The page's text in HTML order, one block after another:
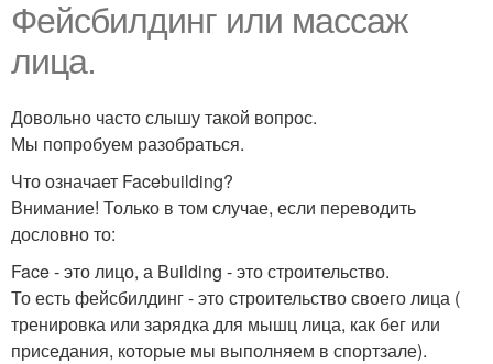
Фейсбилдинг или массаж
лица.
Довольно часто слышу такой вопрос.
Мы попробуем разобраться.
Что означает Facebuilding?
Внимание! Только в том случае, если переводить
дословно то:
Face - это лицо, а Building - это строительство.
То есть фейсбилдинг - это строительство своего лица (
тренировка или зарядка для мышц лица, как бег или
приседания, которые мы выполняем в спортзале).